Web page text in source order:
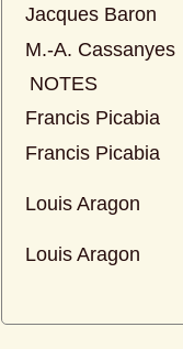
Jacques Baron
M.-A. Cassanyes
NOTES
Francis Picabia
Francis Picabia
Louis Aragon
Louis Aragon